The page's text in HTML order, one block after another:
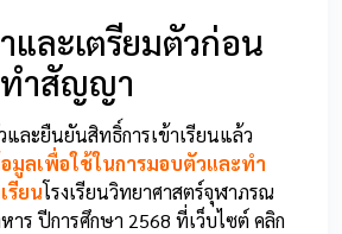
และเตรียมตัวก่อน
ำสัญญา
และยืนยันสิทธิ์การเข้าเรียนแล้ว
มูลเพื่อใช้ในการมอบตัวและทำ
รียนโรงเรียนวิทยาศาสตร์จุฬาภรณ
าร ปีการศึกษา 2568 ที่เว็บไซต์ คลิก